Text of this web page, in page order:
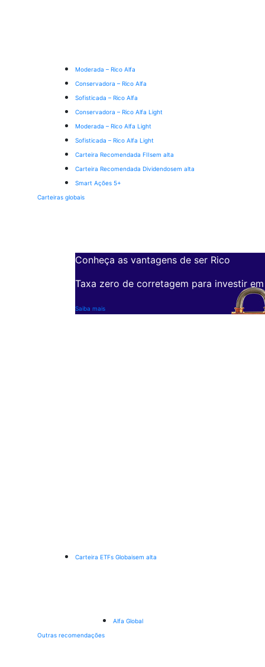
Moderada – Rico Alfa
Conservadora – Rico Alfa
Sofisticada – Rico Alfa
Conservadora – Rico Alfa Light
Moderada – Rico Alfa Light
Sofisticada – Rico Alfa Light
Carteira Recomendada FIIsem alta
Carteira Recomendada Dividendosem alta
Smart Ações 5+
Carteiras globais
Conheça as vantagens de ser Rico
Taxa zero de corretagem para investir
Saiba mais
Carteira ETFs Globaisem alta
Alfa Global
Outras recomendações